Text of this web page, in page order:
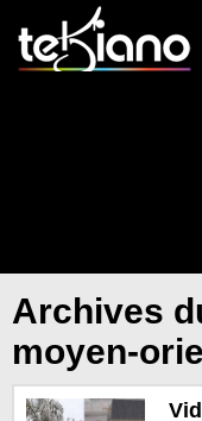
Archives
moyen-